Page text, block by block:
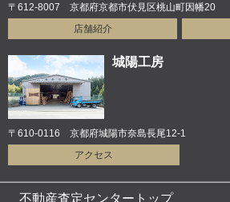
〒612-8007 京都府京都市伏見区桃山町因幡20
店舗紹介
城陽工房
〒610-0116 京都府城陽市奈島長尾12-1
アクセス
不動産査定センタートップ